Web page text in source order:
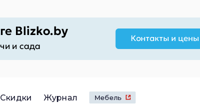
Скидки Журнал Мебель